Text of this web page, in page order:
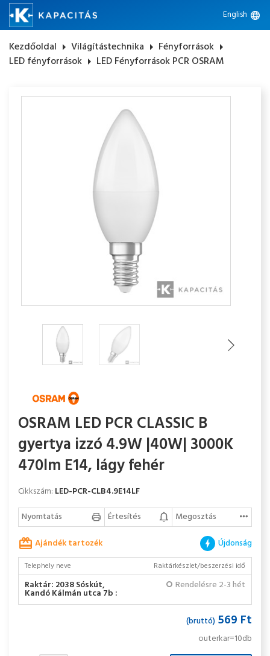
English language
Kezdőoldal arrow_right Világítástechnika arrow_right Fényforrások arrow_right
LED fényforrások arrow_right LED Fényforrások PCR OSRAM
OSRAM LED PCR CLASSIC B
gyertya izzó 4.9W |40W| 3000K
470lm E14, lágy fehér
Cikkszám: LED-PCR-CLB4.9E14LF
Nyomtatás
Értesítés
Megosztás
Ajándék tartozék
Újdonság
Telephely neve Raktárkészlet/beszerzési idő
Raktár: 2038 Sóskút,
Kandó Kálmán utca 7b :
Rendelésre 2-3 hét
(bruttó) 569 Ft
outerkar=10db